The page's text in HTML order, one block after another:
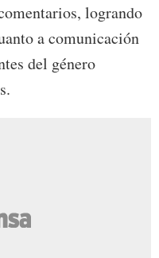
logrando
a comunicación
del género